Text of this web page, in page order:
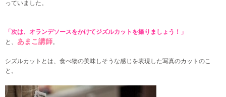
っていました。
「次は、オランデソースをかけてジズルカットを撮りましょう！」
と、 あまこ講師。
シズルカットとは、食べ物の美味しそうな感じを表現した写真のカットのこ
と。